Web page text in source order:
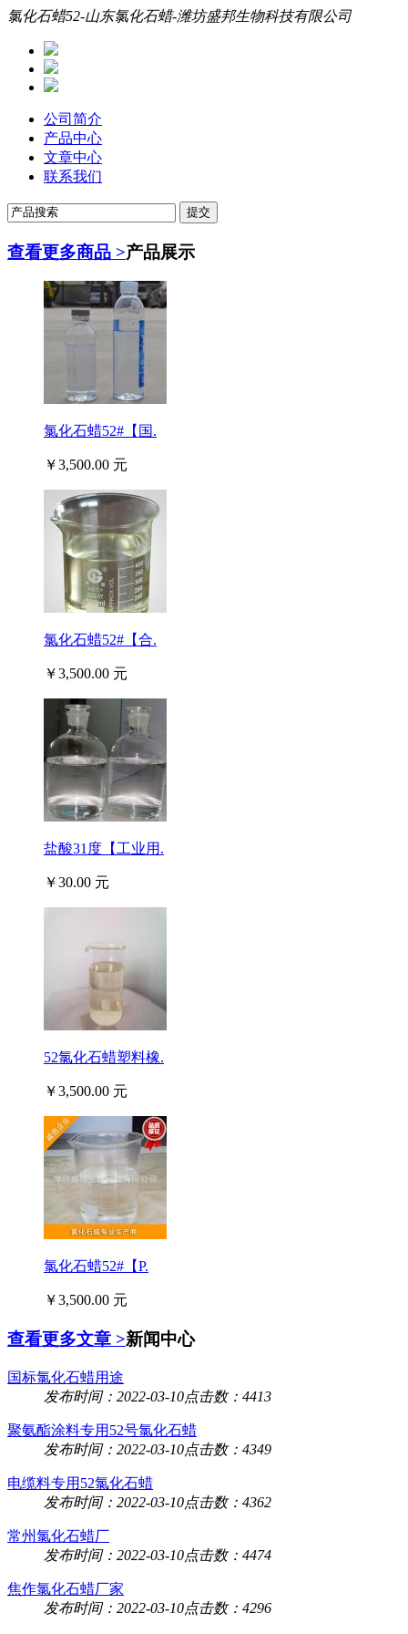
氯化石蜡52-山东氯化石蜡-潍坊盛邦生物科技有限公司
公司简介
产品中心
文章中心
联系我们
查看更多商品 >产品展示
氯化石蜡52#【国.
￥3,500.00 元
氯化石蜡52#【合.
￥3,500.00 元
盐酸31度【工业用.
￥30.00 元
52氯化石蜡塑料橡.
￥3,500.00 元
氯化石蜡52#【P.
￥3,500.00 元
查看更多文章 >新闻中心
国标氯化石蜡用途
发布时间：2022-03-10点击数：4413
聚氨酯涂料专用52号氯化石蜡
发布时间：2022-03-10点击数：4349
电缆料专用52氯化石蜡
发布时间：2022-03-10点击数：4362
常州氯化石蜡厂
发布时间：2022-03-10点击数：4474
焦作氯化石蜡厂家
发布时间：2022-03-10点击数：4296